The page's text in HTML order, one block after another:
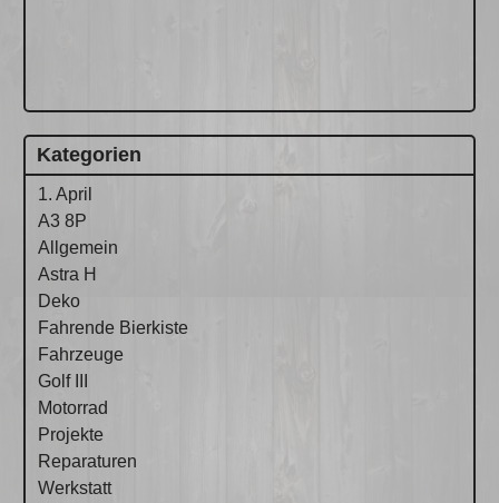
Kategorien
1. April
A3 8P
Allgemein
Astra H
Deko
Fahrende Bierkiste
Fahrzeuge
Golf III
Motorrad
Projekte
Reparaturen
Werkstatt